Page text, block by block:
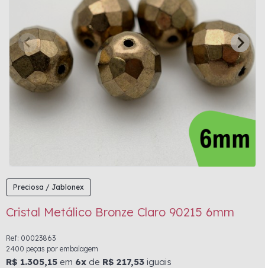
Preciosa / Jablonex
Cristal Metálico Bronze Claro 90215 6mm
Ref: 00023863
2400 peças por embalagem
R$ 1.305,15 em 6x de R$ 217,53 iguais